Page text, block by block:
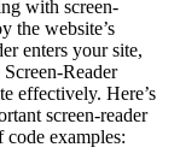
with screen-
the website’s
enters your site,
Reader
effectively. Here’s
screen-reader
code examples: